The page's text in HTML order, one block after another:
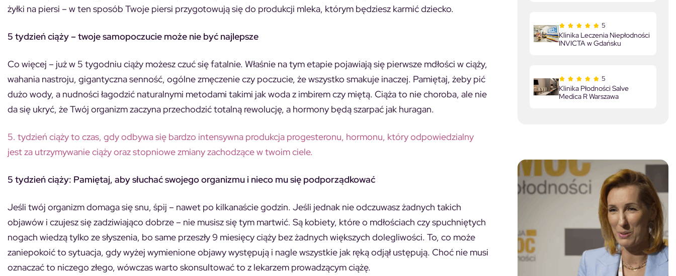
żyłki na piersi – w ten sposób Twoje piersi przygotowują się do produkcji mleka, którym będziesz karmić dziecko.
5 tydzień ciąży – twoje samopoczucie może nie być najlepsze
Co więcej – już w 5 tygodniu ciąży możesz czuć się fatalnie. Właśnie na tym etapie pojawiają się pierwsze mdłości w ciąży,
wahania nastroju, gigantyczna senność, ogólne zmęczenie czy poczucie, że wszystko smakuje inaczej. Pamiętaj, żeby pić
dużo wody, a nudności łagodzić naturalnymi metodami takimi jak woda z imbirem czy miętą. Ciąża to nie choroba, ale nie
da się ukryć, że Twój organizm zaczyna przechodzić totalną rewolucję, a hormony będą szarpać jak huragan.
5. tydzień ciąży to czas, gdy odbywa się bardzo intensywna produkcja progesteronu, hormonu, który odpowiedzialny
jest za utrzymywanie ciąży oraz stopniowe zmiany zachodzące w twoim ciele.
5 tydzień ciąży: Pamiętaj, aby słuchać swojego organizmu i nieco mu się podporządkować
Jeśli twój organizm domaga się snu, śpij – nawet po kilkanaście godzin. Jeśli jednak nie odczuwasz żadnych takich
objawów i czujesz się zadziwiająco dobrze – nie musisz się tym martwić. Są kobiety, które o mdłościach czy spuchniętych
nogach wiedzą tylko ze słyszenia, bo same przeszły 9 miesięcy ciąży bez żadnych większych dolegliwości. To, co może
zaniepokoić to sytuacja, gdy wyżej wymienione objawy występują i nagle wszystkie jak ręką odjął ustępują. Choć nie musi
oznaczać to niczego złego, wówczas warto skonsultować to z lekarzem prowadzącym ciążę.
5
Klinika Leczenia Niepłodności
INVICTA w Gdańsku
5
Klinika Płodności Salve
Medica R Warszawa